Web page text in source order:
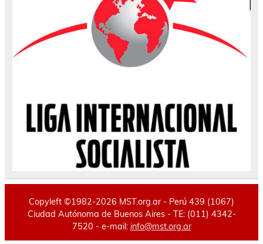
Copyleft ©1982-2026 MST.org.ar - Perú 439 (1067)
Ciudad Autónoma de Buenos Aires - TE: (011) 4342-
7520 - e-mail: info@mst.org.ar